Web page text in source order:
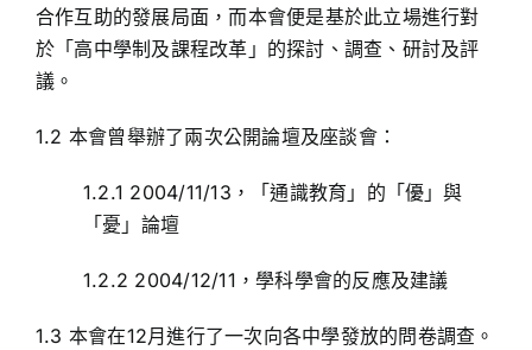
合作互助的發展局面，而本會便是基於此立場進行對
於「高中學制及課程改革」的探討、調查、研討及評
議。
1.2 本會曾舉辦了兩次公開論壇及座談會：
1.2.1 2004/11/13，「通識教育」的「優」與
「憂」論壇
1.2.2 2004/12/11，學科學會的反應及建議
1.3 本會在12月進行了一次向各中學發放的問卷調查。